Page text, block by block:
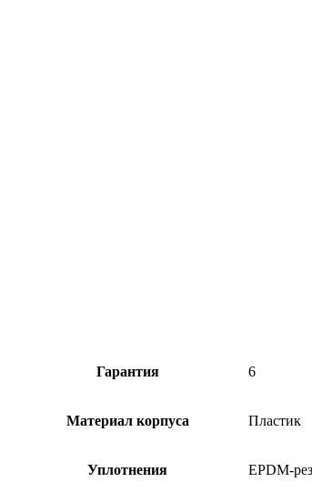
Гарантия 6
Материал корпуса Пластик
Уплотнения EPDM-